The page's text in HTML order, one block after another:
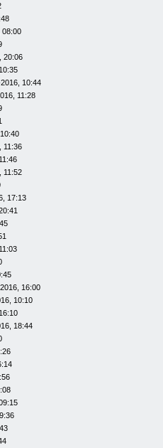
08:00
20:06
10:44
11:28
11:36
11:52
17:13
16:00
10:10
18:44